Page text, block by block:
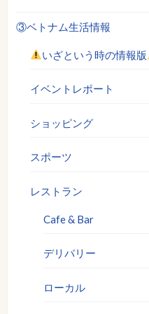
③ベトナム生活情報
いざという時の情報版
イベントレポート
ショッピング
スポーツ
レストラン
Cafe & Bar
デリバリー
ローカル